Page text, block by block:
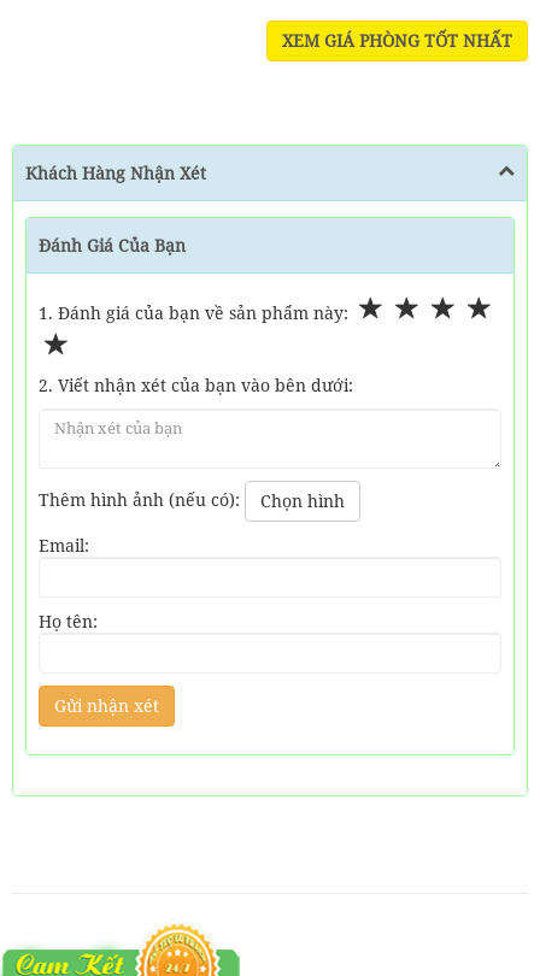
XEM GIÁ PHÒNG TỐT NHẤT
Khách Hàng Nhận Xét
Đánh Giá Của Bạn
1. Đánh giá của bạn về sản phẩm này:
2. Viết nhận xét của bạn vào bên dưới:
Thêm hình ảnh (nếu có):
Chọn hình
Email:
Họ tên: